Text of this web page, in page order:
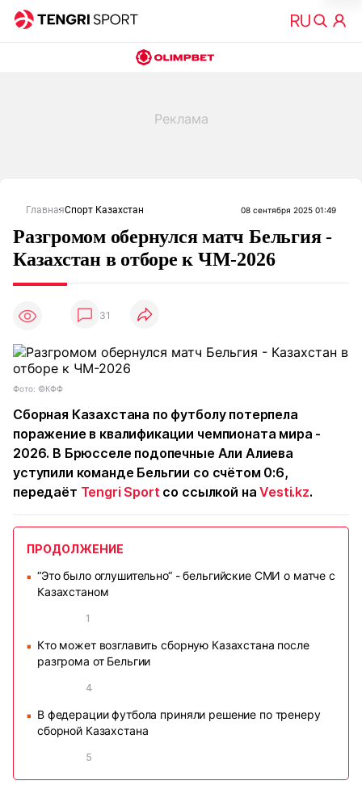
ГлавнаяСпорт Казахстан 08 сентября 2025 01:49
Разгромом обернулся матч Бельгия -
Казахстан в отборе к ЧМ-2026
31
Фото: ©КФФ
Сборная Казахстана по футболу потерпела
поражение в квалификации чемпионата мира -
2026. В Брюсселе подопечные Али Алиева
уступили команде Бельгии со счётом 0:6,
передаёт Tengri Sport со ссылкой наVesti.kz.
ПРОДОЛЖЕНИЕ
■
“Это было оглушительно“ - бельгийские СМИ о матче с
Казахстаном
1
■
Кто может возглавить сборную Казахстана после
разгрома от Бельгии
4
■
В федерации футбола приняли решение по тренеру
сборной Казахстана
5